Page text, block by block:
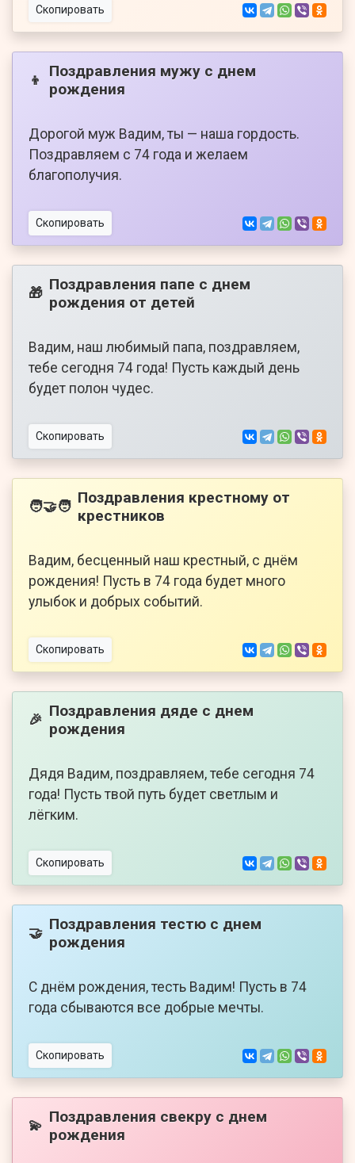
Скопировать
👦
Поздравления мужу с днем
рождения
Дорогой муж Вадим, ты — наша гордость.
Поздравляем с 74 года и желаем
благополучия.
Скопировать
🎁 Поздравления папе с днем
рождения от детей
Вадим, наш любимый папа, поздравляем,
тебе сегодня 74 года! Пусть каждый день
будет полон чудес.
Скопировать
🧑‍🤝‍🧑 Поздравления крестному от
крестников
Вадим, бесценный наш крестный, с днём
рождения! Пусть в 74 года будет много
улыбок и добрых событий.
Скопировать
🎉 Поздравления дяде с днем
рождения
Дядя Вадим, поздравляем, тебе сегодня 74
года! Пусть твой путь будет светлым и
лёгким.
Скопировать
🤝 Поздравления тестю с днем
рождения
С днём рождения, тесть Вадим! Пусть в 74
года сбываются все добрые мечты.
Скопировать
💫 Поздравления свекру с днем
рождения